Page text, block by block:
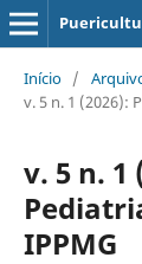
Início /
v. 5 n. 1 (2026):
v. 5 n.
IPPMG